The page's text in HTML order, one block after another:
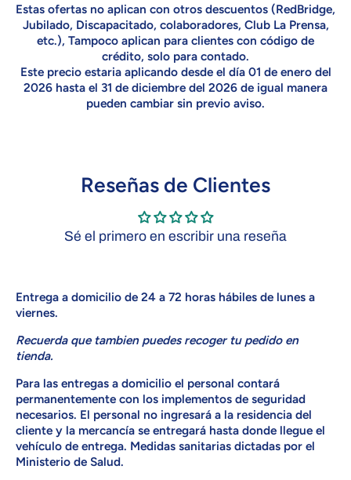
Estas ofertas no aplican con otros descuentos (RedBridge,
Jubilado, Discapacitado, colaboradores, Club La Prensa,
etc.), Tampoco aplican para clientes con código de
crédito, solo para contado.
Este precio estaria aplicando desde el día 01 de enero del
2026 hasta el 31 de diciembre del 2026 de igual manera
pueden cambiar sin previo aviso.
Reseñas de Clientes
Sé el primero en escribir una reseña
Entrega a domicilio de 24 a 72 horas hábiles de lunes a
viernes.
Recuerda que tambien puedes recoger tu pedido en
tienda.
Para las entregas a domicilio el personal contará
permanentemente con los implementos de seguridad
necesarios. El personal no ingresará a la residencia del
cliente y la mercancía se entregará hasta donde llegue el
vehículo de entrega. Medidas sanitarias dictadas por el
Ministerio de Salud.